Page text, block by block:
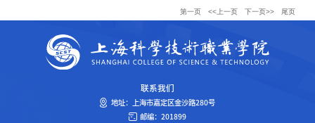
第一页 <<上一页 下一页>> 尾页
联系我们
地址：上海市嘉定区金沙路280号
邮编：201899